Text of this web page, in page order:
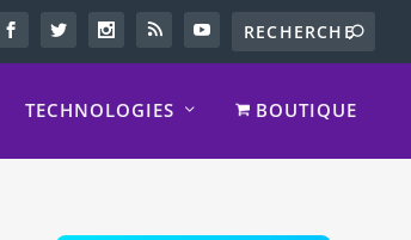
TECHNOLOGIES BOUTIQUE